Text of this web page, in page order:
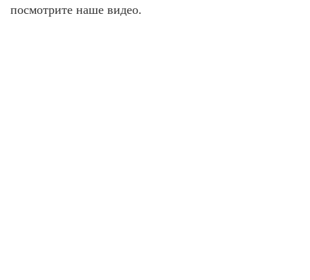
посмотрите наше видео.